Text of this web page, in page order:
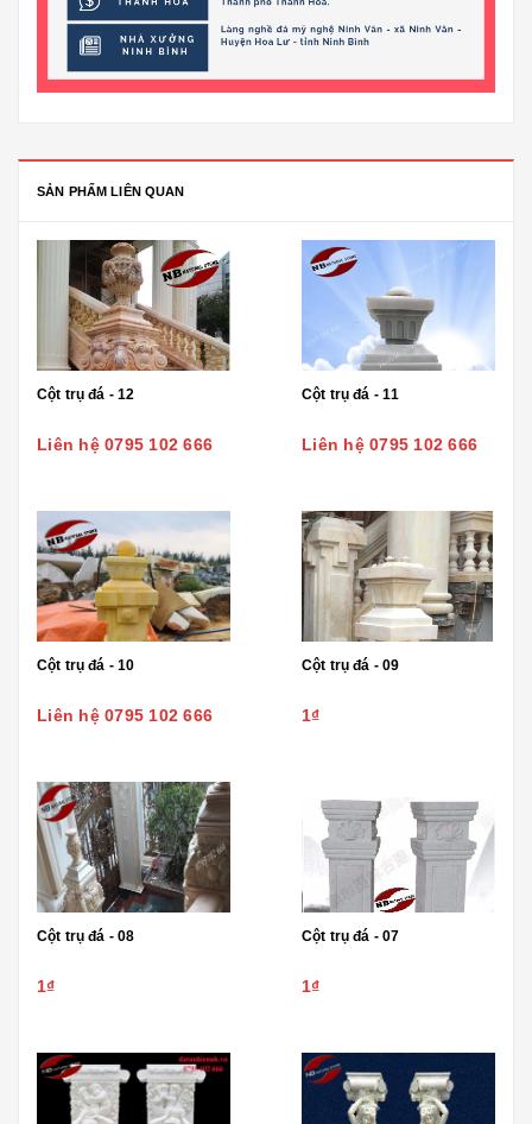
SẢN PHẨM LIÊN QUAN
Cột trụ đá - 12
Liên hệ 0795 102 666
Cột trụ đá - 11
Liên hệ 0795 102 666
Cột trụ đá - 10
Liên hệ 0795 102 666
Cột trụ đá - 09
1₫
Cột trụ đá - 08
1₫
Cột trụ đá - 07
1₫